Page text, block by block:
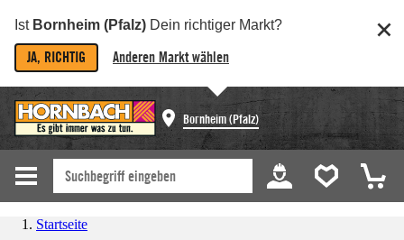
Ist Bornheim (Pfalz) Dein richtiger Markt?
JA, RICHTIG Anderen Markt wählen
Bornheim (Pfalz)
Startseite